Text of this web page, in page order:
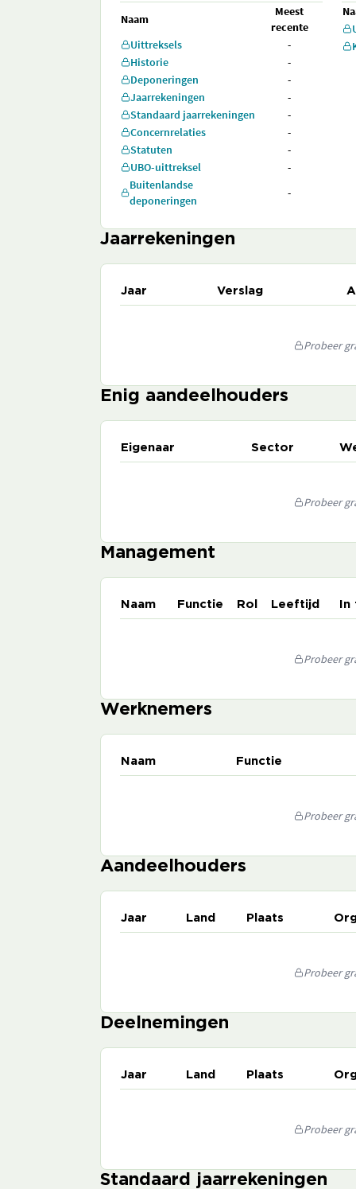
Naam
Meest
recente
Uittreksels
-
Historie
-
Deponeringen
-
Jaarrekeningen
-
Standaard jaarrekeningen
-
Concernrelaties
-
Statuten
-
UBO-uittreksel
-
Buitenlandse
deponeringen
-
Jaarrekeningen
Jaar Verslag
Probeer
Enig aandeelhouders
Eigenaar Sector
Probeer
Management
Naam Functie Rol Leeftijd
Probeer
Werknemers
Naam Functie
Probeer
Aandeelhouders
Jaar Land Plaats
Probeer
Deelnemingen
Jaar Land Plaats
Probeer
Standaard jaarrekeningen